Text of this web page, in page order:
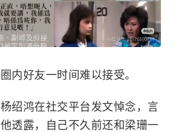
内好友一时间难以接受。
绍鸿在社交平台发文悼念，言
透露，自己不久前还和梁珊一